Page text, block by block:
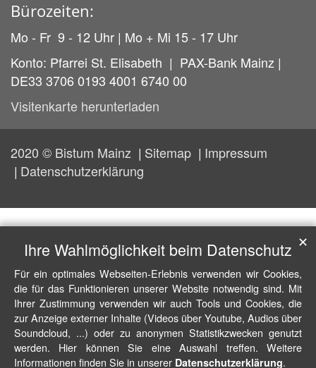
Bürozeiten:
Mo - Fr 9 - 12 Uhr | Mo + Mi 15 - 17 Uhr
Konto: Pfarrei St. Elisabeth | PAX-Bank Mainz |
DE33 3706 0193 4001 6740 00
Visitenkarte herunterladen
2020 © Bistum Mainz Sitemap
Impressum
Datenschutzerklärung
Ihre Wahlmöglichkeit beim Datenschutz
Für ein optimales Webseiten-Erlebnis verwenden wir Cookies,
die für das Funktionieren unserer Website notwendig sind. Mit
Ihrer Zustimmung verwenden wir auch Tools und Cookies, die
zur Anzeige externer Inhalte (Videos über Youtube, Audios über
Soundcloud, ...) oder zu anonymen Statistikzwecken genutzt
werden. Hier können Sie eine Auswahl treffen. Weitere
Informationen finden Sie in unserer Datenschutzerklärung.
✕